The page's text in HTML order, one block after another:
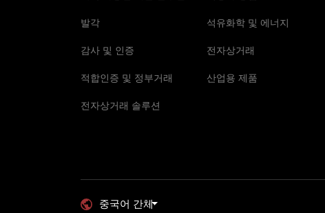
발각
감사 및 인증
적합인증 및 정부거래
전자상거래 솔루션
석유화학 및 에너지
전자상거래
산업용 제품
중국어 간체